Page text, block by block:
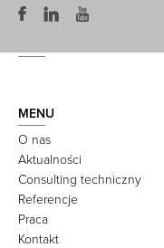
MENU
O nas
Aktualności
Consulting techniczny
Referencje
Praca
Kontakt